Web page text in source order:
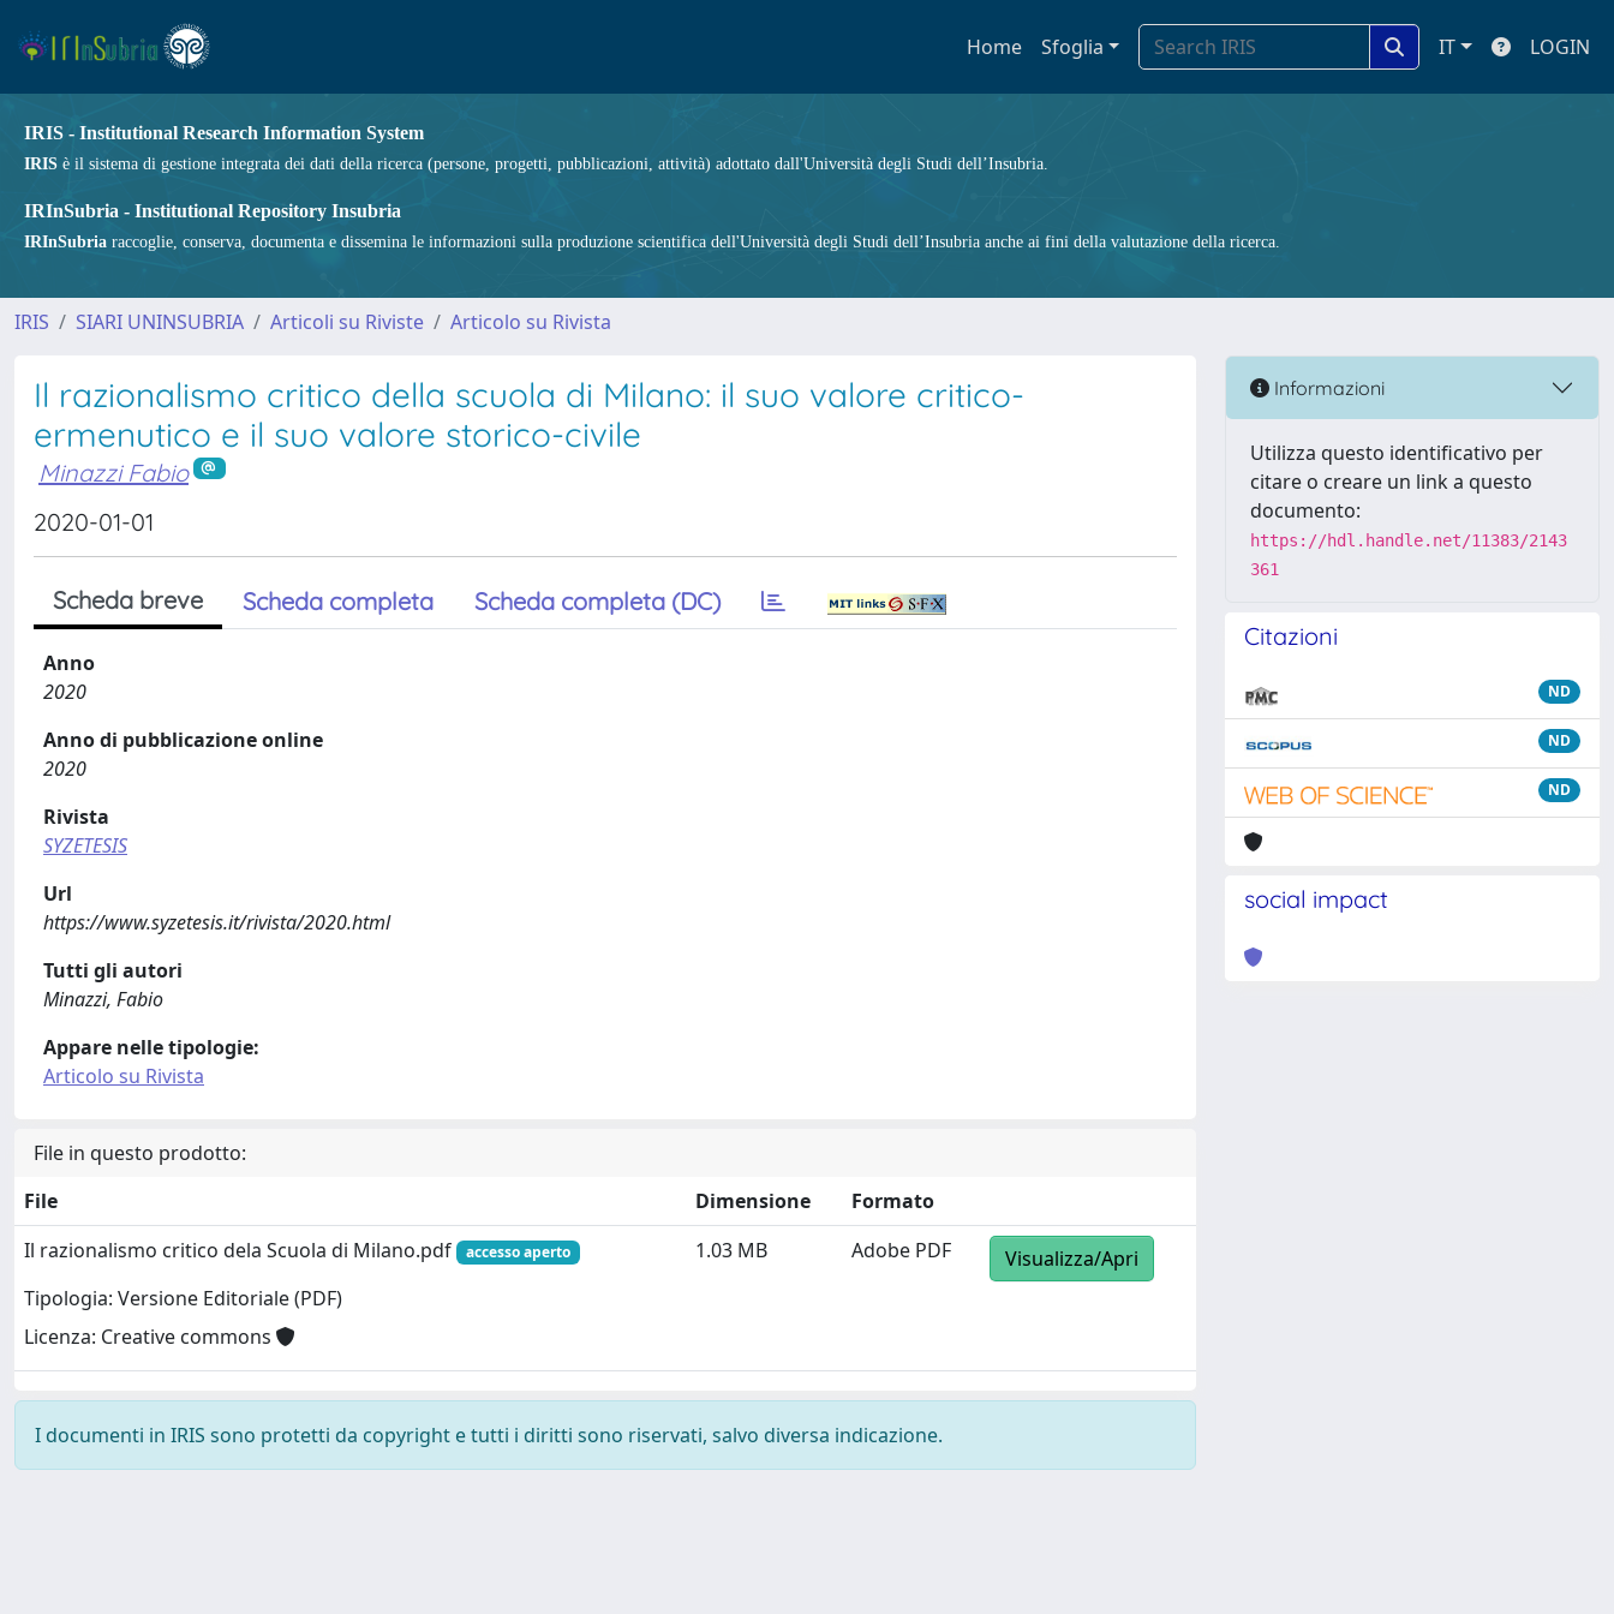
Home Sfoglia IT LOGIN
IRIS - Institutional Research Information System
IRIS è il sistema di gestione integrata dei dati della ricerca (persone, progetti, pubblicazioni, attività) adottato dall'Università degli Studi dell’Insubria.
IRInSubria - Institutional Repository Insubria
IRInSubria raccoglie, conserva, documenta e dissemina le informazioni sulla produzione scientifica dell'Università degli Studi dell’Insubria anche ai fini della valutazione della ricerca.
IRIS SIARI UNINSUBRIA Articoli su Riviste Articolo su Rivista
Il razionalismo critico della scuola di Milano: il suo valore critico-
ermenutico e il suo valore storico-civile
Minazzi Fabio
2020-01-01
Scheda breve Scheda completa Scheda completa (DC)
Anno
2020
Anno di pubblicazione online
2020
Rivista
SYZETESIS
Url
https://www.syzetesis.it/rivista/2020.html
Tutti gli autori
Minazzi, Fabio
Appare nelle tipologie:
Articolo su Rivista
File in questo prodotto:
File
Dimensione
Formato
Il razionalismo critico dela Scuola di Milano.pdf
accesso aperto
Tipologia: Versione Editoriale (PDF)
Licenza: Creative commons
1.03 MB Adobe PDF Visualizza/Apri
I documenti in IRIS sono protetti da copyright e tutti i diritti sono riservati, salvo diversa indicazione.
Informazioni
Utilizza questo identificativo per
citare o creare un link a questo
documento:
https://hdl.handle.net/11383/2143
361
Citazioni
ND
ND
ND
social impact